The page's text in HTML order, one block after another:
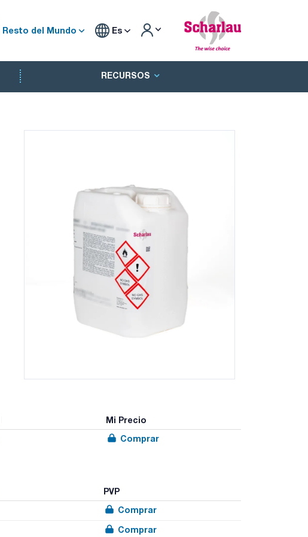
Resto del Mundo Es
RECURSOS
Mi Precio
Comprar
PVP
Comprar
Comprar